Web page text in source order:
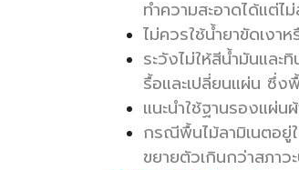
ทำความสะอาดได้แต่ไ
ไม่ควรใช้น้ำยาขัดเงา
ระวังไม่ให้สีน้ำมันและ
รื้อและเปลี่ยนแผ่น ซึ่ง
แนะนำใช้ฐานรองแผ่
กรณีพื้นไม้ลามิเนตอยู่
ขยายตัวเกินกว่าสภาว